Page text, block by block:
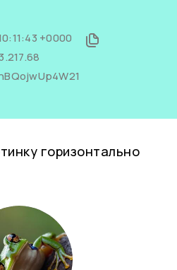
+0000
горизонтально